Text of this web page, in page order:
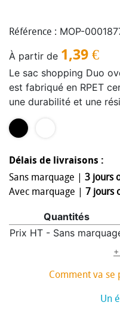
Référence : MOP-
À partir de 1,39 €
Le sac shopping Duo
est fabriqué en RPET
une durabilité et une
nécessité. Il est doté
ouvert et spacieux, de
pour transporter
élégante et fiable pour
plage, les pique-niques
Délais de livraisons :
Sans marquage | 3 jours
Avec marquage | 7 jours
Quantités
Prix HT - Sans
Comment va se
Un